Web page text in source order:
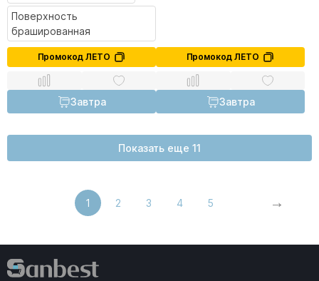
Поверхность
брашированная
Промокод ЛЕТО
Завтра
Промокод ЛЕТО
Завтра
Показать еще 11
1 2 3 4 5